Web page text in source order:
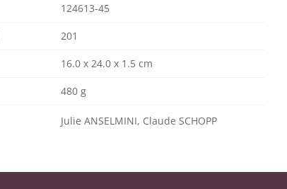
124613-45
201
16.0 x 24.0 x 1.5 cm
480 g
Julie ANSELMINI, Claude SCHOPP